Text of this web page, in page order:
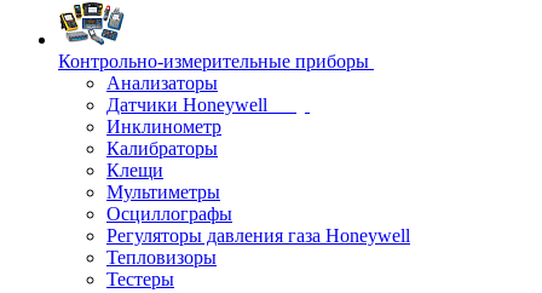
Контрольно-измерительные приборы
Анализаторы
Датчики Honeywell
Инклинометр
Калибраторы
Клещи
Мультиметры
Осциллографы
Регуляторы давления газа Honeywell
Тепловизоры
Тестеры